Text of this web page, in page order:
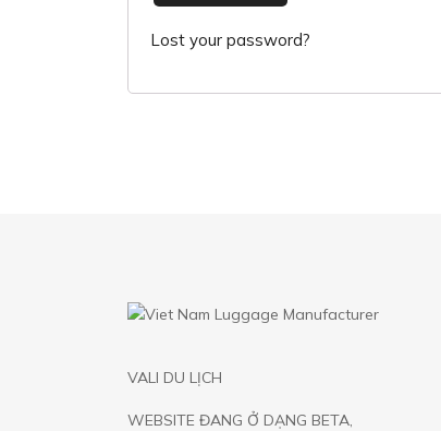
Lost your password?
VALI DU LỊCH
WEBSITE ĐANG Ở DẠNG BETA,